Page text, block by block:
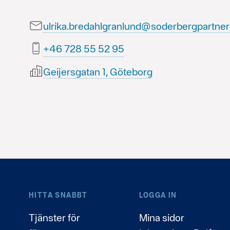
59 25 55 827 64+
Geijersgatan 1, Göteborg
HITTA SNABBT
Tjänster för
LOGGA IN
Mina sidor